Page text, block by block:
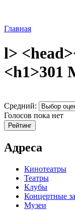
Главная
l>
<h1>301
Средний:
Голосов пока нет
Адреса
Кинотеатры
Театры
Клубы
Концертные
Музеи